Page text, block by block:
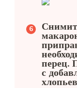
перец.
с